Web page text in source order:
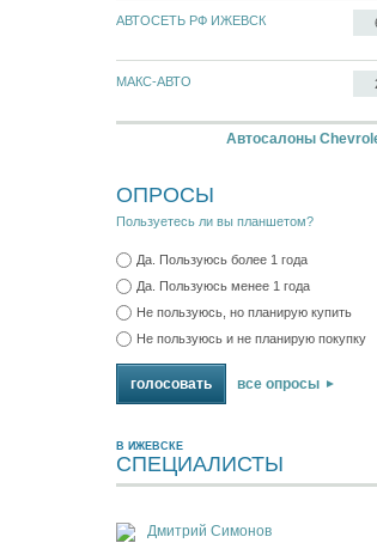
АВТОСЕТЬ РФ ИЖЕВСК
МАКС-АВТО
Автосалоны
ОПРОСЫ
Пользуетесь ли вы планшетом?
Да. Пользуюсь более 1 года
Да. Пользуюсь менее 1 года
Не пользуюсь, но планирую купить
Не пользуюсь и не планирую покупку
все опросы
В ИЖЕВСКЕ
СПЕЦИАЛИСТЫ
Дмитрий Симонов